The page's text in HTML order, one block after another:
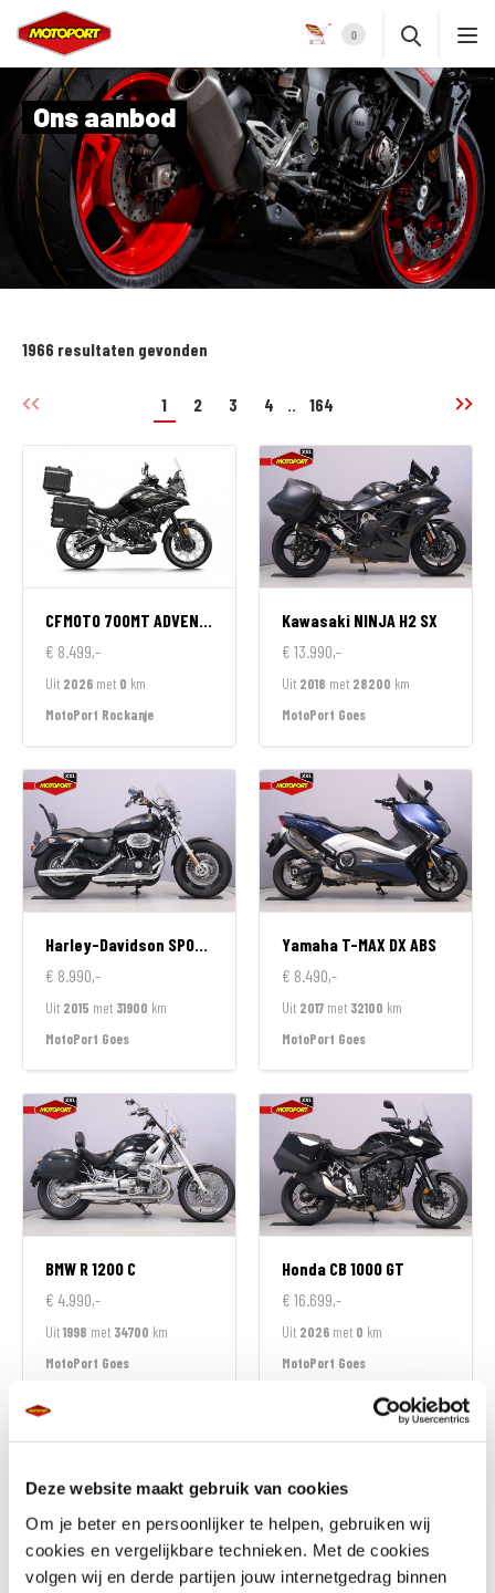
Deze website maakt gebruik van cookies
Om je beter en persoonlijker te helpen, gebruiken wij
cookies en vergelijkbare technieken. Met de cookies
volgen wij en derde partijen jouw internetgedrag binnen
0
Ons aanbod
1966 resultaten gevonden
1 2 3 4 .. 164
CFMOTO 700MT ADVENTURE GT EDITION
€ 8.499,-
Uit 2026 met 0 km
MotoPort Rockanje
Kawasaki NINJA H2 SX
€ 13.990,-
Uit 2018 met 28200 km
MotoPort Goes
Harley-Davidson SPORTSTER 1200 CUSTOM LIMITED
€ 8.990,-
Uit 2015 met 31900 km
MotoPort Goes
Yamaha T-MAX DX ABS
€ 8.490,-
Uit 2017 met 32100 km
MotoPort Goes
BMW R 1200 C
€ 4.990,-
Uit1998 met 34700 km
MotoPort Goes
Honda CB 1000 GT
€ 16.699,-
Uit 2026 met 0 km
MotoPort Goes